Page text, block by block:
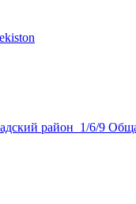
район 1/6/9